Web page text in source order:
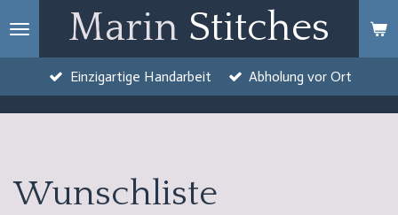
Zum
HauptinhaltMarin Stitches
Einzigartige Handarbeit Abholung vor Ort
Wunschliste